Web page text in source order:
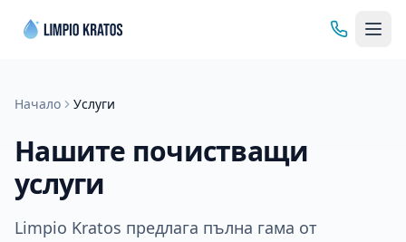
Начало Услуги
Нашите почистващи
услуги
Limpio Kratos предлага пълна гама от